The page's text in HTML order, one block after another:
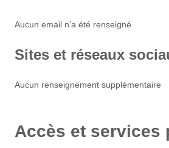
Aucun email n'a été renseigné
Sites et réseaux
Aucun renseignement supplémentaire
Accès et services